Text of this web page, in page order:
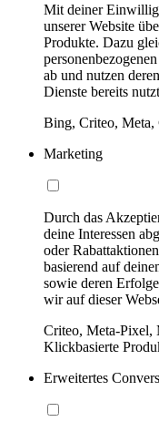
Mit deiner
unserer Website
Produkte. Dazu
ab und nutzen
Dienste bereits
Bing, Criteo,
Marketing
Durch das
deine Interessen
oder
basierend auf
sowie deren
wir auf dieser
Criteo, Meta-Pixel,
Klickbasierte
Erweitertes